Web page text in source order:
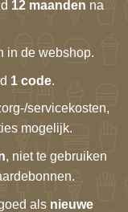
12 maanden na
in de webshop.
1 code.
servicekosten,
mogelijk.
, niet te gebruiken
als nieuwe